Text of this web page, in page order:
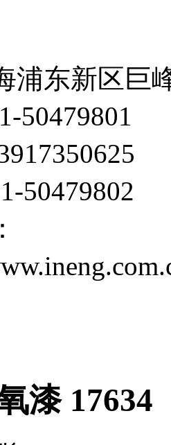
浦东新区巨
50479801
50479802
漆 17634